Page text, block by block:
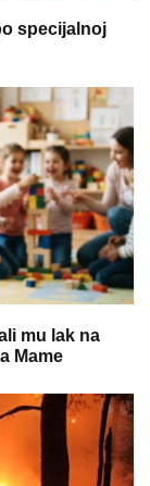
specijalnoj
mu lak na
Mame